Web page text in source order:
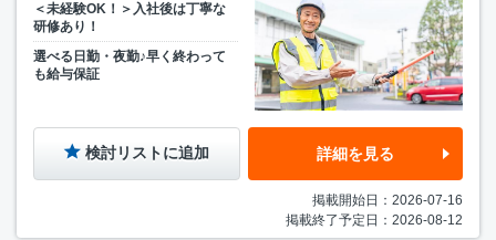
＜未経験OK！＞入社後は丁寧な
研修あり！
選べる日勤・夜勤♪早く終わって
も給与保証
検討リストに追加 詳細を見る
掲載開始日：2026-07-16
掲載終了予定日：2026-08-12